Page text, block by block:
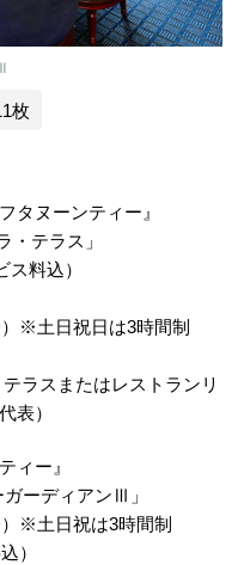
枚
タヌーンティー』
・テラス」
料込）
※土日祝日は3時間制
ラスまたはレストランリ
表）
ィー』
ーディアンⅢ」
※土日祝は3時間制
）